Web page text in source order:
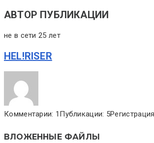
АВТОР ПУБЛИКАЦИИ
не в сети 25 лет
HEL!RISER
Комментарии: 1 Публикации: 5
ВЛОЖЕННЫЕ ФАЙЛЫ